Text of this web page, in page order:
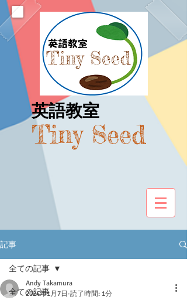
​英語教室
Tiny Seed
記事
全ての記事
全ての記事
Andy Takamura
2024年1月7日 読了時間: 1分